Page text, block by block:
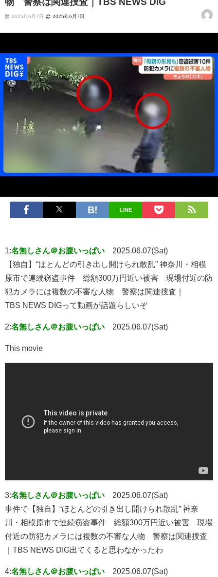
物 警察は関連捜査｜TBS NEWS DIG
2025年6月7日 2025年6月7日
LINE
1:名無しさん＠お腹いっぱい
2025.06.07(Sat)
【独自】“ほとんどの引き出し開けられ散乱” 神奈川・相模
原市で連続窃盗事件 総額300万円近い被害 現場付近の防
犯カメラには複数の不審な人物 警察は関連捜査｜
TBS NEWS DIGって動画が話題らしいぞ
2:名無しさん＠お腹いっぱい 2025.06.07(Sat)
This movie
3:名無しさん＠お腹いっぱい
2025.06.07(Sat)
事件で【独自】“ほとんどの引き出し開けられ散乱” 神奈
川・相模原市で連続窃盗事件 総額300万円近い被害 現場
付近の防犯カメラには複数の不審な人物 警察は関連捜査
｜TBS NEWS DIG出てくると思わなかったわ
4:名無しさん＠お腹いっぱい 2025.06.07(Sat)